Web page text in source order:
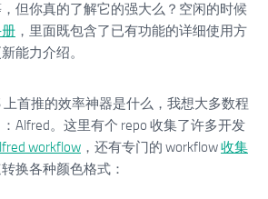
但你真的了解它的强大么？空闲的时候
，里面既包含了已有功能的详细使用方
能力介绍。
上首推的效率神器是什么，我想大多数程
Alfred。这里有个 repo 收集了许多开发
workflow ，还有专门的 workflow收集
换各种颜色格式：